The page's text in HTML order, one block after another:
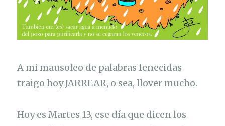
A mi mausoleo de palabras fenecidas
traigo hoy JARREAR, o sea, llover mucho.
Hoy es Martes 13, ese día que dicen los